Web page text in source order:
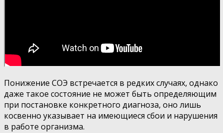
Понижение СОЭ встречается в редких случаях, однако
даже такое состояние не может быть определяющим
при постановке конкретного диагноза, оно лишь
косвенно указывает на имеющиеся сбои и нарушения
в работе организма.